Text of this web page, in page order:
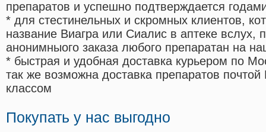
препаратов и успешно подтверждается
* для стестинельных и скромных клиентов,
название Виагра или Сиалис в аптеке вслух,
анонимныого заказа любого препаратан на
* быстрая и удобная доставка курьером по
так же возможна доставка препаратов
классом
Покупать у нас выгодно